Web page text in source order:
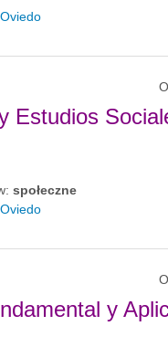
Estudios
społeczne
y